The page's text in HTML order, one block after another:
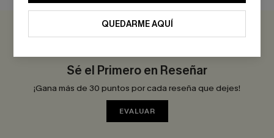
0.0
Sé el Primero en Reseñar
¡Gana más de 30 puntos por cada reseña que dejes!
EVALUAR
QUEDARME AQUÍ